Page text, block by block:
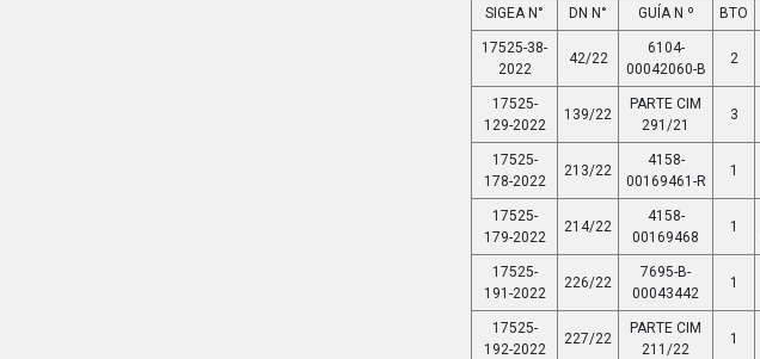
SIGEA N° DN N° GUÍA N º BTO
17525-38-
2022
42/22
6104-
00042060-B
2
17525-
129-2022
139/22
PARTE CIM
291/21
3
17525-
178-2022
213/22
4158-
00169461-R
1
17525-
179-2022
214/22
4158-
00169468
1
17525-
191-2022
226/22
7695-B-
00043442
1
17525-
192-2022
227/22
PARTE CIM
211/22
1